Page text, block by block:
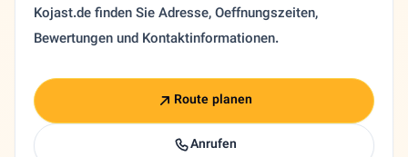
Kojast.de finden Sie Adresse, Oeffnungszeiten,
Bewertungen und Kontaktinformationen.
Route planen
Anrufen